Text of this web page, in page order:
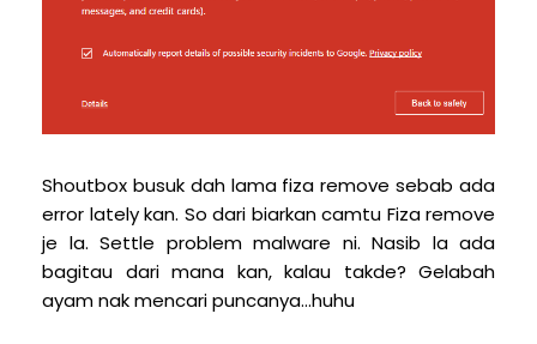
Shoutbox busuk dah lama fiza remove sebab ada
error lately kan. So dari biarkan camtu Fiza remove
je la. Settle problem malware ni. Nasib la ada
bagitau dari mana kan, kalau takde? Gelabah
ayam nak mencari puncanya...huhu